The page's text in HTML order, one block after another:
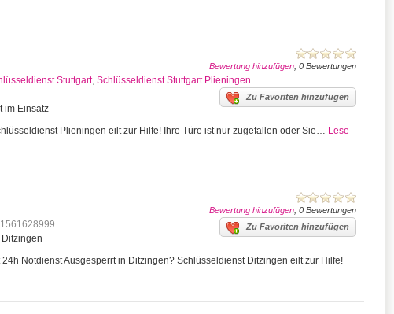
Bewertung hinzufügen , 0 Bewertungen
Stuttgart, Schlüsseldienst Stuttgart Plieningen
Zu Favoriten hinzufügen
im Einsatz
Plieningen eilt zur Hilfe! Ihre Türe ist nur zugefallen oder Sie… Lese
Bewertung hinzufügen , 0 Bewertungen
Zu Favoriten hinzufügen
Notdienst Ausgesperrt in Ditzingen? Schlüsseldienst Ditzingen eilt zur Hilfe!